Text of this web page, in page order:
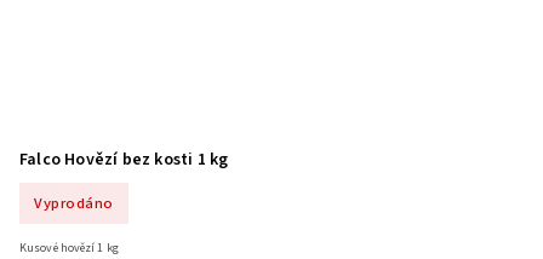
Falco Hovězí bez kosti 1 kg
Vyprodáno
Kusové hovězí 1 kg